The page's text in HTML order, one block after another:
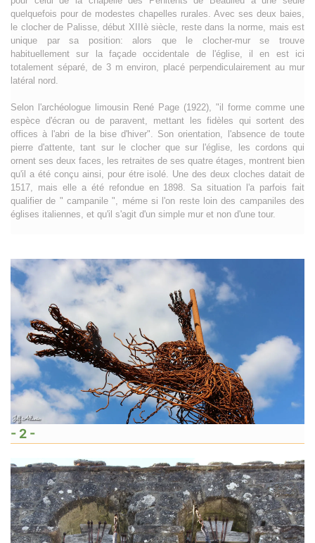
quelquefois pour de modestes chapelles rurales. Avec ses deux baies,
le clocher de Palisse, début XIIIè siècle, reste dans la norme, mais est
unique par sa position: alors que le clocher-mur se trouve
habituellement sur la façade occidentale de l'église, il en est ici
totalement séparé, de 3 m environ, placé perpendiculairement au mur
latéral nord.
Selon l'archéologue limousin René Page (1922), "il forme comme une
espèce d'écran ou de paravent, mettant les fidèles qui sortent des
offices à l'abri de la bise d'hiver". Son orientation, l'absence de toute
pierre d'attente, tant sur le clocher que sur l'église, les cordons qui
ornent ses deux faces, les retraites de ses quatre étages, montrent bien
qu'il a été conçu ainsi, pour étre isolé. Une des deux cloches datait de
1517, mais elle a été refondue en 1898. Sa situation l'a parfois fait
qualifier de " campanile ", méme si l'on reste loin des campaniles des
églises italiennes, et qu'il s'agit d'un simple mur et non d'une tour.
- 2 -